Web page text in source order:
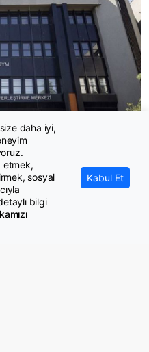
gözetmene ceza
daha iyi,
etmek,
sosyal
bilgi
Kabul Et